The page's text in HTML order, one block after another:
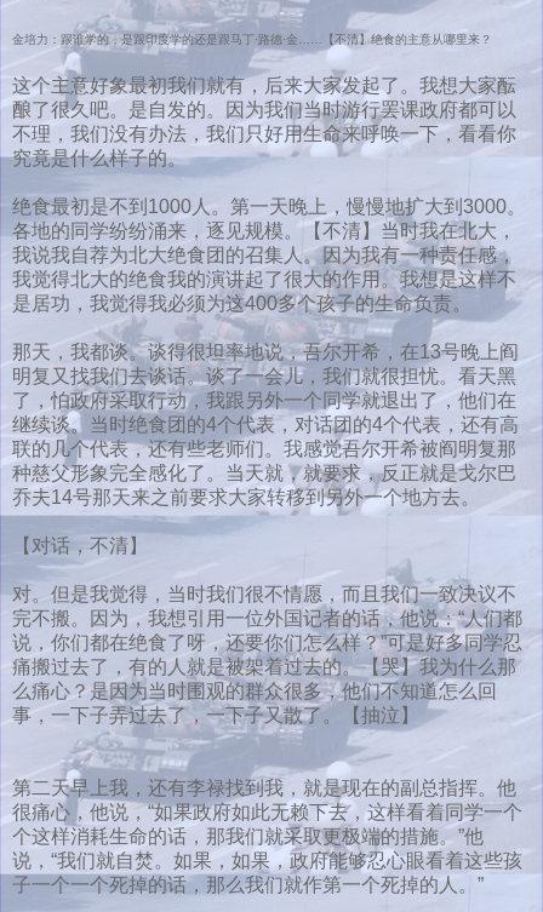
金培力：跟谁学的，是跟印度学的还是跟马丁·路德·金……【不清】绝食的主意从哪里来？
这个主意好象最初我们就有，后来大家发起了。我想大家酝
酿了很久吧。是自发的。因为我们当时游行罢课政府都可以
不理，我们没有办法，我们只好用生命来呼唤一下，看看你
究竟是什么样子的。
绝食最初是不到1000人。第一天晚上，慢慢地扩大到3000。
各地的同学纷纷涌来，逐见规模。【不清】当时我在北大，
我说我自荐为北大绝食团的召集人。因为我有一种责任感，
我觉得北大的绝食我的演讲起了很大的作用。我想是这样不
是居功，我觉得我必须为这400多个孩子的生命负责。
那天，我都谈。谈得很坦率地说，吾尔开希，在13号晚上阎
明复又找我们去谈话。谈了一会儿，我们就很担忧。看天黑
了，怕政府采取行动，我跟另外一个同学就退出了，他们在
继续谈。当时绝食团的4个代表，对话团的4个代表，还有高
联的几个代表，还有些老师们。我感觉吾尔开希被阎明复那
种慈父形象完全感化了。当天就，就要求，反正就是戈尔巴
乔夫14号那天来之前要求大家转移到另外一个地方去。
【对话，不清】
对。但是我觉得，当时我们很不情愿，而且我们一致决议不
完不搬。因为，我想引用一位外国记者的话，他说：“人们都
说，你们都在绝食了呀，还要你们怎么样？”可是好多同学忍
痛搬过去了，有的人就是被架着过去的。【哭】我为什么那
么痛心？是因为当时围观的群众很多，他们不知道怎么回
事，一下子弄过去了，一下子又散了。【抽泣】
第二天早上我，还有李禄找到我，就是现在的副总指挥。他
很痛心，他说，“如果政府如此无赖下去，这样看着同学一个
个这样消耗生命的话，那我们就采取更极端的措施。”他
说，“我们就自焚。如果，如果，政府能够忍心眼看着这些孩
子一个一个死掉的话，那么我们就作第一个死掉的人。”